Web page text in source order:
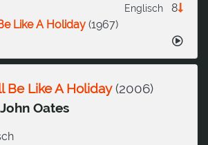
8
Englisch
Like A Holiday (1967)
Be Like A Holiday(2006)
Oates